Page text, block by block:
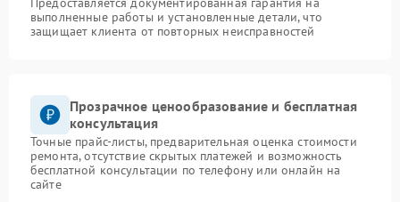
выполненные работы и установленные детали, что
защищает клиента от повторных неисправностей
Прозрачное ценообразование и бесплатная
консультация
Точные прайс-листы, предварительная оценка стоимости
ремонта, отсутствие скрытых платежей и возможность
бесплатной консультации по телефону или онлайн на
сайте